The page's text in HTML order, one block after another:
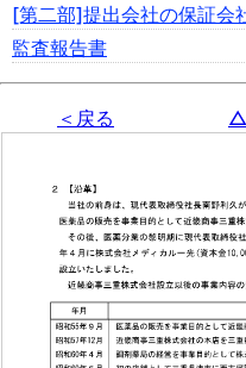
[第二部]提出会社の保証会
監査報告書
＜戻る △